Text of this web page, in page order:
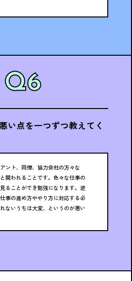
い点を一つずつ教えてく
ント、同僚、協力会社の方々な
関われることです。色々な仕事の
ることができ勉強になります。逆
事の進め方ややり方に対応する必
ないうちは大変、というのが悪い